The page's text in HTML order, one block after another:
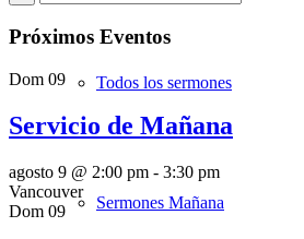
Todos los sermones
Sermones Mañana
Próximos Eventos
Dom 09
Servicio de Mañana
agosto 9 @ 2:00 pm - 3:30 pm
Vancouver
Dom 09